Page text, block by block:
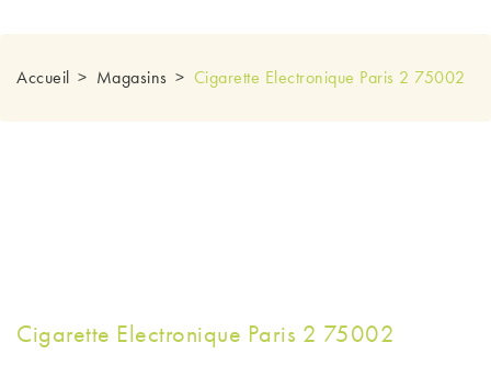
Accueil Magasins Cigarette Electronique Paris 2 75002
Cigarette Electronique Paris 2 75002